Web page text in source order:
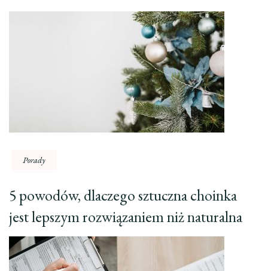
Porady
5 powodów, dlaczego sztuczna choinka
jest lepszym rozwiązaniem niż naturalna